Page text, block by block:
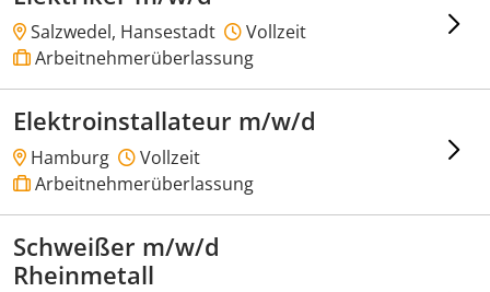
Salzwedel, Hansestadt
Vollzeit
Arbeitnehmerüberlassung
Elektroinstallateur m/w/d
Hamburg
Vollzeit
Arbeitnehmerüberlassung
Schweißer m/w/d
Rheinmetall